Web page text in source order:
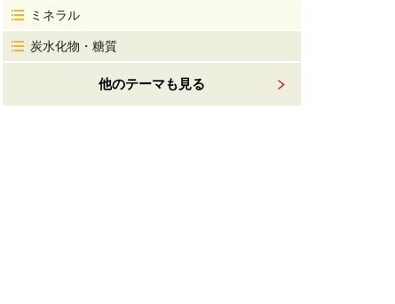
ミネラル
炭水化物・糖質
他のテーマも見る